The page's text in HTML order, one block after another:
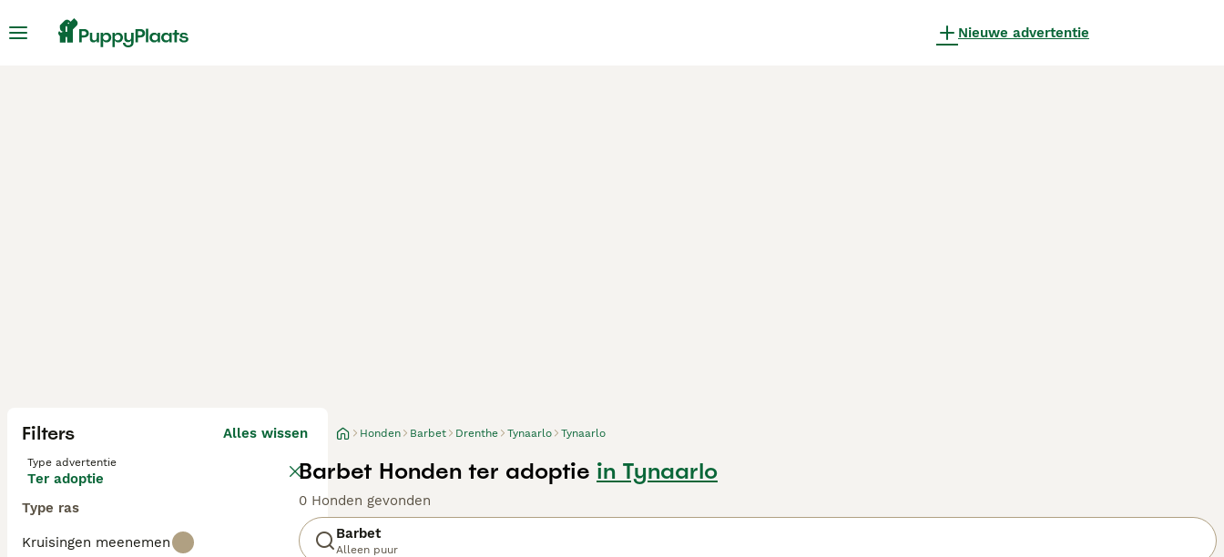
Nieuwe advertentie
Filters Alles wissen
Type advertentie
Ter adoptie
Type ras
Kruisingen meenemen
Honden Barbet Drenthe Tynaarlo Tynaarlo
Barbet Honden ter adoptie in Tynaarlo
0 Honden gevonden
Barbet
Alleen puur